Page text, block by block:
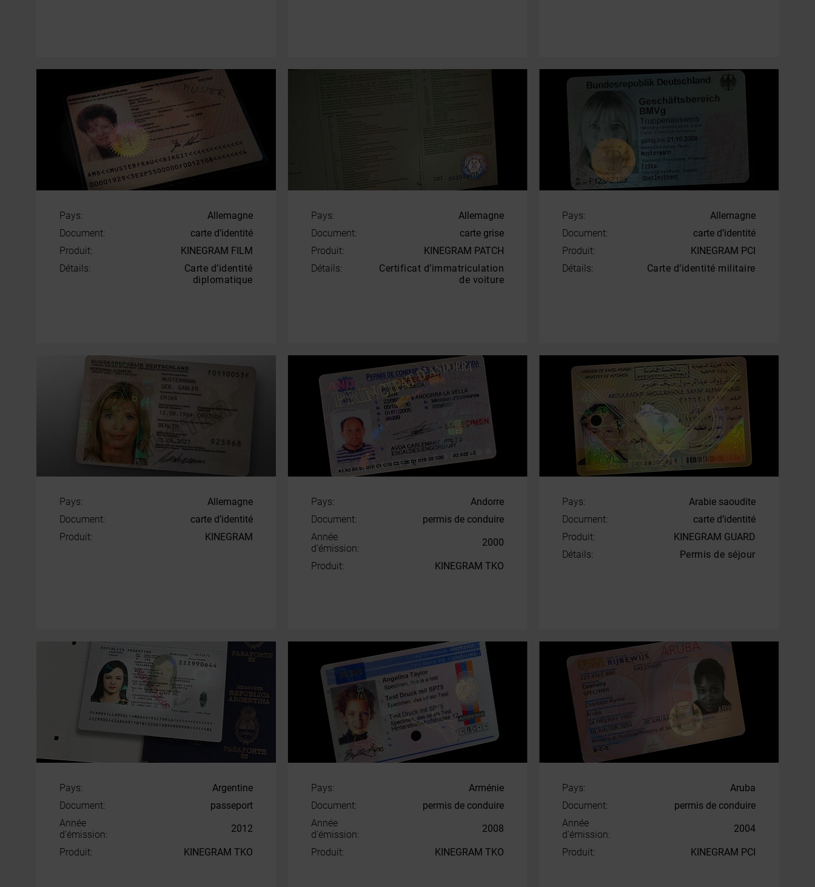
Pays:
Allemagne
Document:
carte d’identité
Produit:
KINEGRAM FILM
Détails:
Carte d’identité
diplomatique
Pays:
Allemagne
Document:
carte grise
Produit:
KINEGRAM PATCH
Détails:
Certificat d’immatriculation
de voiture
Pays:
Allemagne
Document:
carte d’identité
Produit:
KINEGRAM PCI
Détails:
Carte d’identité militaire
Pays:
Allemagne
Document:
carte d’identité
Produit:
KINEGRAM
Pays:
Andorre
Document:
permis de conduire
Année
d'émission:
2000
Produit: KINEGRAM TKO
Pays:
Arabie saoudite
Document:
carte d’identité
Produit:
KINEGRAM GUARD
Détails:
Permis de séjour
Pays:
Argentine
Document:
passeport
Année
d'émission:
2012
Produit: KINEGRAM TKO
Pays:
Arménie
Document:
permis de conduire
Année
d'émission:
2008
Produit: KINEGRAM TKO
Pays:
Aruba
Document:
permis de conduire
Année
d'émission:
2004
Produit: KINEGRAM PCI